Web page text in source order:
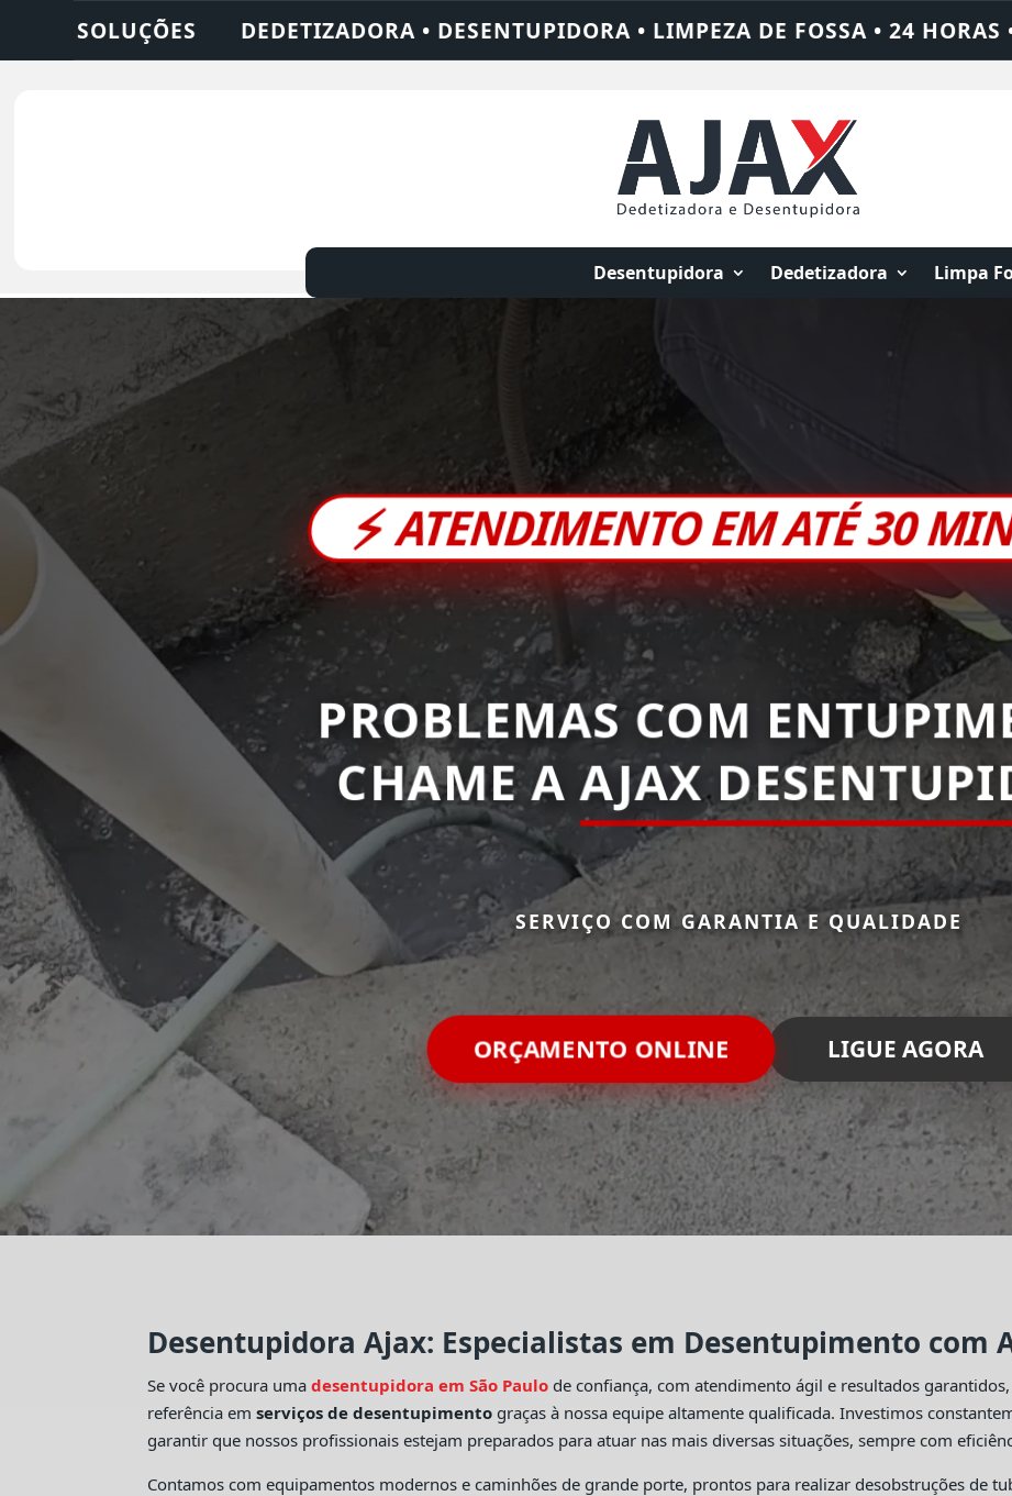
• LIMPEZA DE FOSSA • 24 HORAS • CHAME QUEM RESOLVE: AJAX
Desentupidora Dedetizadora Limpa
⚡ATENDIMENTO EM ATÉ 30
PROBLEMAS COM
CHAME A AJAX
SERVIÇO COM GARANTIA E QUALIDADE
ORÇAMENTO ONLINE LIGUE AGORA
Desentupidora Ajax: Especialistas em Desentupimento com
Se você procura umadesentupidora em São Paulo de confiança, com atendimento ágil e resultados
referência emserviços de desentupimento graças à nossa equipe altamente qualificada. Investimos
garantir que nossos profissionais estejam preparados para atuar nas mais diversas situações, sempre com
Contamos com equipamentos modernos e caminhões de grande porte, prontos para realizar desobstruções de